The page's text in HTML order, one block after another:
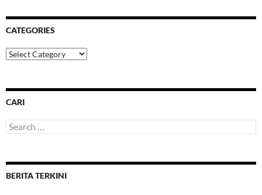
CATEGORIES
Categories
CARI
Search
for:
BERITA TERKINI